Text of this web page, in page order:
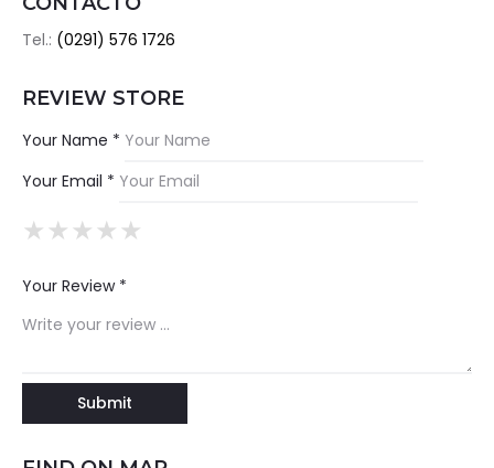
Tel.: (0291) 576 1726
REVIEW STORE
Your Name *
Your Email *
★
★★
★★★
★★★★
★★★★★
Your Review *